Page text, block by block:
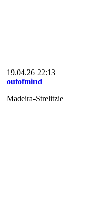
19.04.26 22:13
outofmind
Madeira-Strelitzie